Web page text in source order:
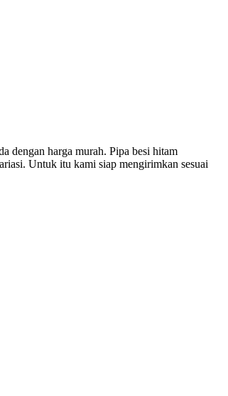
dengan harga murah. Pipa besi hitam
Untuk itu kami siap mengirimkan sesuai